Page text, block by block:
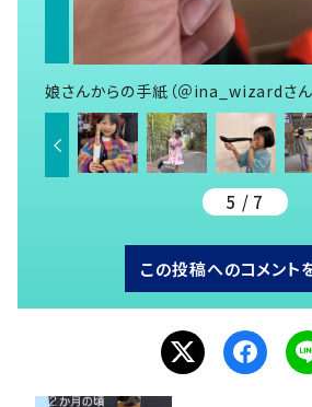
娘さんからの手紙（＠ina_wizardさん
5 / 7
この投稿へのコメント